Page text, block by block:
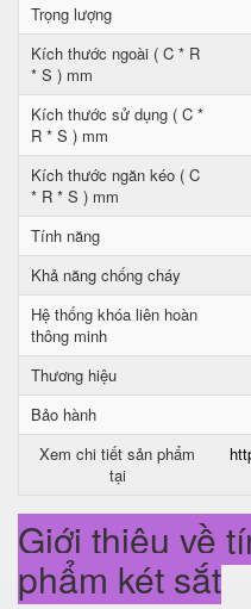
Trọng lượng
Kích thước ngoài ( C * R
* S ) mm
Kích thước sử dụng ( C *
R * S ) mm
Kích thước ngăn kéo ( C
* R * S ) mm
Tính năng
Khả năng chống cháy
Hệ thống khóa liên hoàn
thông minh
Thương hiệu
Bảo hành
Xem chi tiết sản phẩm
tại
Giới thiệu về
phẩm két sắt